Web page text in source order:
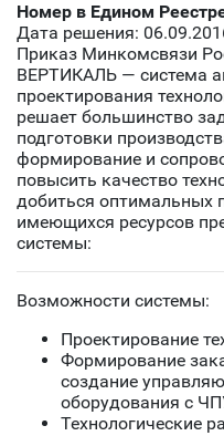
Номер в Едином
Дата решения:
Приказ Минкомсвязи
ВЕРТИКАЛЬ — система
проектирования
решает большинство
подготовки
формирование и
повысить качество
добиться оптимальных
имеющихся ресурсов
системы:
Возможности системы:
Проектирование
Формирование
создание
оборудования с
Технологические